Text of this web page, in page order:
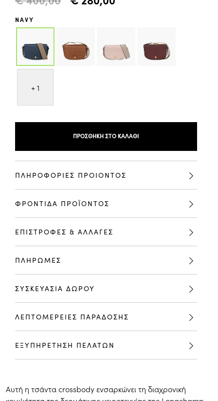
NAVY
+ 1
ΠΡΟΣΘΉΚΗ ΣΤΟ ΚΑΛΆΘΙ
ΠΛΗΡΟΦΟΡΙΕΣ ΠΡΟΙΟΝΤΟΣ
ΦΡΟΝΤΙΔΑ ΠΡΟΪΟΝΤΟΣ
ΕΠΙΣΤΡΟΦΕΣ & ΑΛΛΑΓΕΣ
ΠΛΗΡΩΜΕΣ
ΣΥΣΚΕΥΑΣΙΑ ΔΩΡΟΥ
ΛΕΠΤΟΜΕΡΕΙΕΣ ΠΑΡΑΔΟΣΗΣ
ΕΞΥΠΗΡΕΤΗΣΗ ΠΕΛΑΤΩΝ
Αυτή η τσάντα crossbody ενσαρκώνει τη διαχρονική